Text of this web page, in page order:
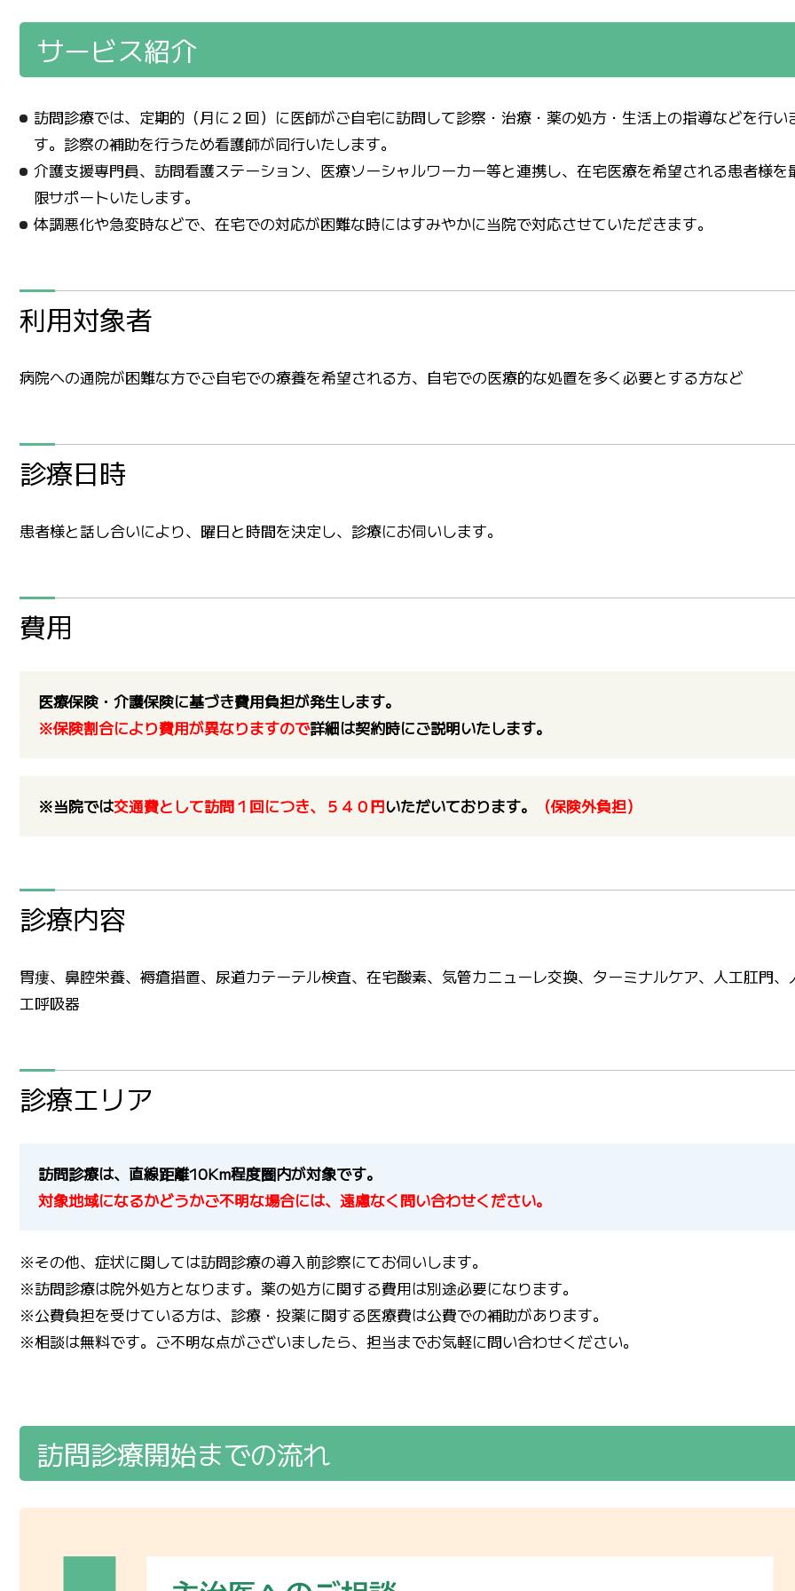
サービス紹介
訪問診療では、定期的（月に２回）に医師がご自宅に訪問して診察・治療・薬の処方・生活上の指導などを行い
す。診察の補助を行うため看護師が同行いたします。
介護支援専門員、訪問看護ステーション、医療ソーシャルワーカー等と連携し、在宅医療を希望される患者様を
限サポートいたします。
体調悪化や急変時などで、在宅での対応が困難な時にはすみやかに当院で対応させていただきます。
利用対象者
病院への通院が困難な方でご自宅での療養を希望される方、自宅での医療的な処置を多く必要とする方など
診療日時
患者様と話し合いにより、曜日と時間を決定し、診療にお伺いします。
費用
医療保険・介護保険に基づき費用負担が発生します。
※保険割合により費用が異なりますので詳細は契約時にご説明いたします。
※当院では交通費として訪問１回につき、５４０円いただいております。 （保険外負担）
診療内容
胃瘻、鼻腔栄養、褥瘡措置、尿道カテーテル検査、在宅酸素、気管カニューレ交換、ターミナルケア、人工肛門、
工呼吸器
診療エリア
訪問診療は、直線距離10Km程度圏内が対象です。
対象地域になるかどうかご不明な場合には、遠慮なく問い合わせください。
※その他、症状に関しては訪問診療の導入前診察にてお伺いします。
※訪問診療は院外処方となります。薬の処方に関する費用は別途必要になります。
※公費負担を受けている方は、診療・投薬に関する医療費は公費での補助があります。
※相談は無料です。ご不明な点がございましたら、担当までお気軽に問い合わせください。
訪問診療開始までの流れ